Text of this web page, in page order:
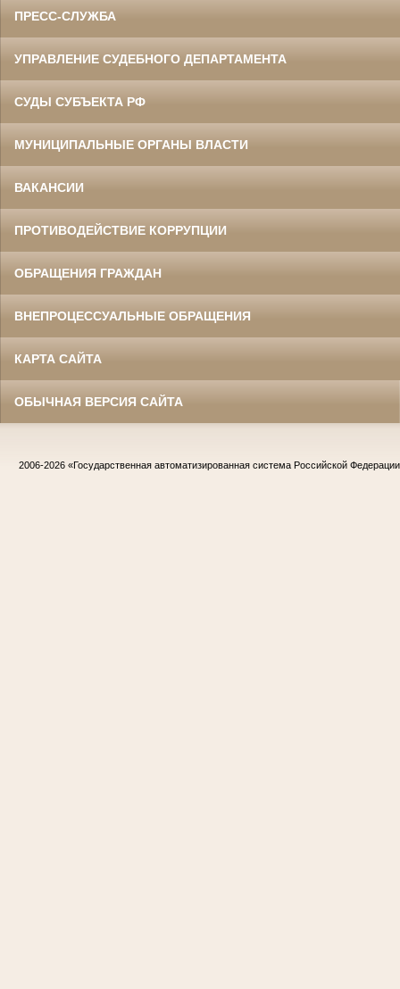
ПРЕСС-СЛУЖБА
УПРАВЛЕНИЕ СУДЕБНОГО ДЕПАРТАМЕНТА
СУДЫ СУБЪЕКТА РФ
МУНИЦИПАЛЬНЫЕ ОРГАНЫ ВЛАСТИ
ВАКАНСИИ
ПРОТИВОДЕЙСТВИЕ КОРРУПЦИИ
ОБРАЩЕНИЯ ГРАЖДАН
ВНЕПРОЦЕССУАЛЬНЫЕ ОБРАЩЕНИЯ
КАРТА САЙТА
ОБЫЧНАЯ ВЕРСИЯ САЙТА
2006-2026 «Государственная автоматизированная система Российской